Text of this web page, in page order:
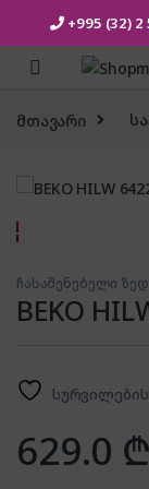
+995 (32) 2
Skip to navigation
Skip to content
მთავარი
ჩასაშენებელი
BEKO
სურვილების
629.0 ₾